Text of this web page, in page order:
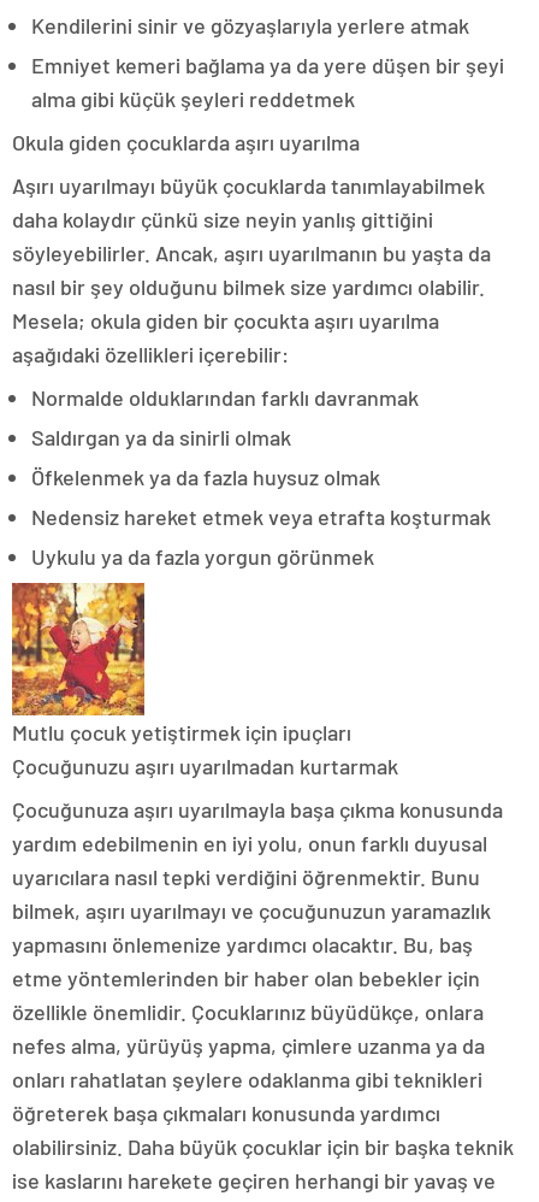
Kendilerini sinir ve gözyaşlarıyla yerlere atmak
Emniyet kemeri bağlama ya da yere düşen bir şeyi
alma gibi küçük şeyleri reddetmek
Okula giden çocuklarda aşırı uyarılma
Aşırı uyarılmayı büyük çocuklarda tanımlayabilmek
daha kolaydır çünkü size neyin yanlış gittiğini
söyleyebilirler. Ancak, aşırı uyarılmanın bu yaşta da
nasıl bir şey olduğunu bilmek size yardımcı olabilir.
Mesela; okula giden bir çocukta aşırı uyarılma
aşağıdaki özellikleri içerebilir:
Normalde olduklarından farklı davranmak
Saldırgan ya da sinirli olmak
Öfkelenmek ya da fazla huysuz olmak
Nedensiz hareket etmek veya etrafta koşturmak
Uykulu ya da fazla yorgun görünmek
Mutlu çocuk yetiştirmek için ipuçları
Çocuğunuzu aşırı uyarılmadan kurtarmak
Çocuğunuza aşırı uyarılmayla başa çıkma konusunda
yardım edebilmenin en iyi yolu, onun farklı duyusal
uyarıcılara nasıl tepki verdiğini öğrenmektir. Bunu
bilmek, aşırı uyarılmayı ve çocuğunuzun yaramazlık
yapmasını önlemenize yardımcı olacaktır. Bu, baş
etme yöntemlerinden bir haber olan bebekler için
özellikle önemlidir. Çocuklarınız büyüdükçe, onlara
nefes alma, yürüyüş yapma, çimlere uzanma ya da
onları rahatlatan şeylere odaklanma gibi teknikleri
öğreterek başa çıkmaları konusunda yardımcı
olabilirsiniz. Daha büyük çocuklar için bir başka teknik
ise kaslarını harekete geçiren herhangi bir yavaş ve